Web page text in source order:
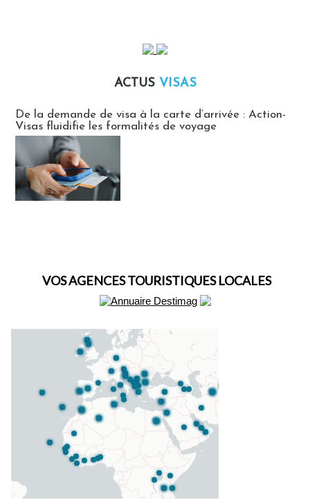
ACTUS VISAS
De la demande de visa à la carte d’arrivée : Action-
Visas fluidifie les formalités de voyage
VOS AGENCES TOURISTIQUES LOCALES